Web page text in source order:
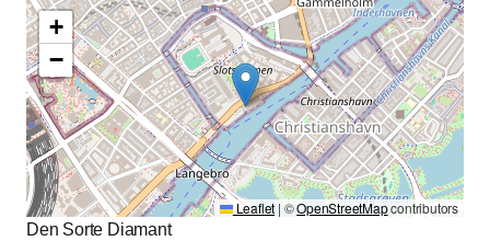
+
−
Leaflet | ©OpenStreetMapcontributors
Den Sorte Diamant